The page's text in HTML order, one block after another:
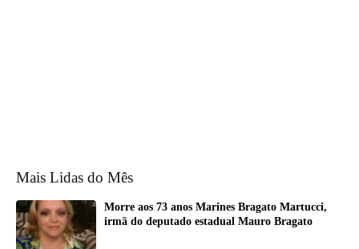
Mais Lidas do Mês
Morre aos 73 anos Marines Bragato Martucci,
irmã do deputado estadual Mauro Bragato